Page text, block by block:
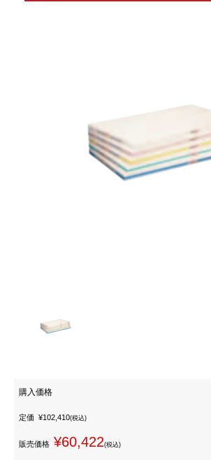
購入価格
定価 ¥102,410(税込)
販売価格 ¥60,422(税込)